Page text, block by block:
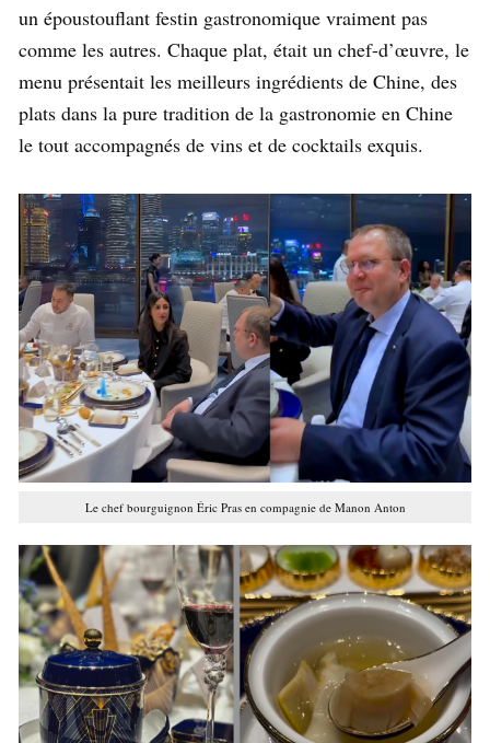
un époustouflant festin gastronomique vraiment pas
comme les autres. Chaque plat, était un chef-d’œuvre, le
menu présentait les meilleurs ingrédients de Chine, des
plats dans la pure tradition de la gastronomie en Chine
le tout accompagnés de vins et de cocktails exquis.
Le chef bourguignon Éric Pras en compagnie de Manon Anton